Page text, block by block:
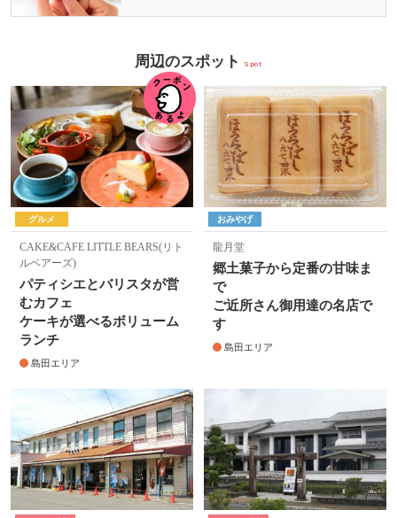
周辺のスポット Spot
グルメ
CAKE&CAFE LITTLE BEARS(リト
ルベアーズ)
パティシエとバリスタが営
むカフェ
ケーキが選べるボリューム
ランチ
島田エリア
おみやげ
龍月堂
郷土菓子から定番の甘味ま
で
ご近所さん御用達の名店で
す
島田エリア